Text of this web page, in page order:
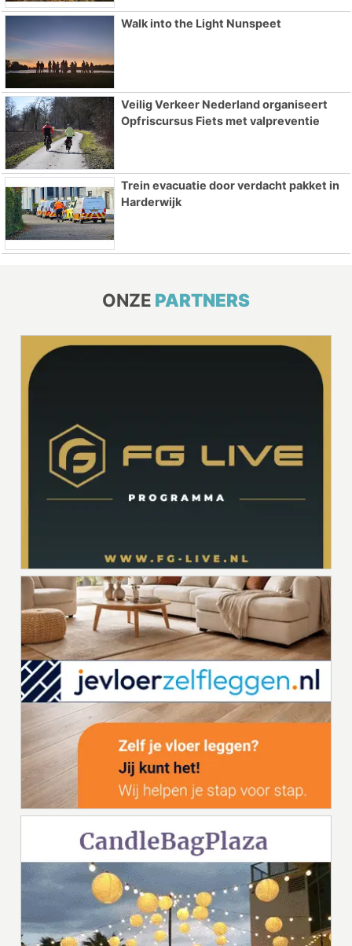
Walk into the Light Nunspeet
Veilig Verkeer Nederland organiseert
Opfriscursus Fiets met valpreventie
Trein evacuatie door verdacht pakket in
Harderwijk
ONZE PARTNERS